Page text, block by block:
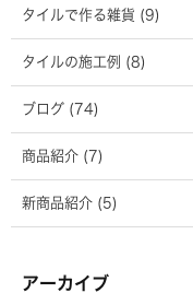
タイルで作る雑貨 (9)
タイルの施工例 (8)
ブログ (74)
商品紹介 (7)
新商品紹介 (5)
アーカイブ